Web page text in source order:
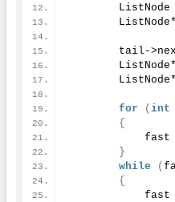
        ListNode
for ( int
{
}
while
(
{